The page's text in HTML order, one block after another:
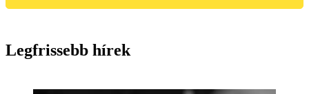
Legfrissebb hírek